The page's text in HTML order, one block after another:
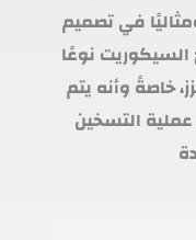
في تصميم
السيكوريت نوعًا
خاصةً وأنه يتم
التسخين